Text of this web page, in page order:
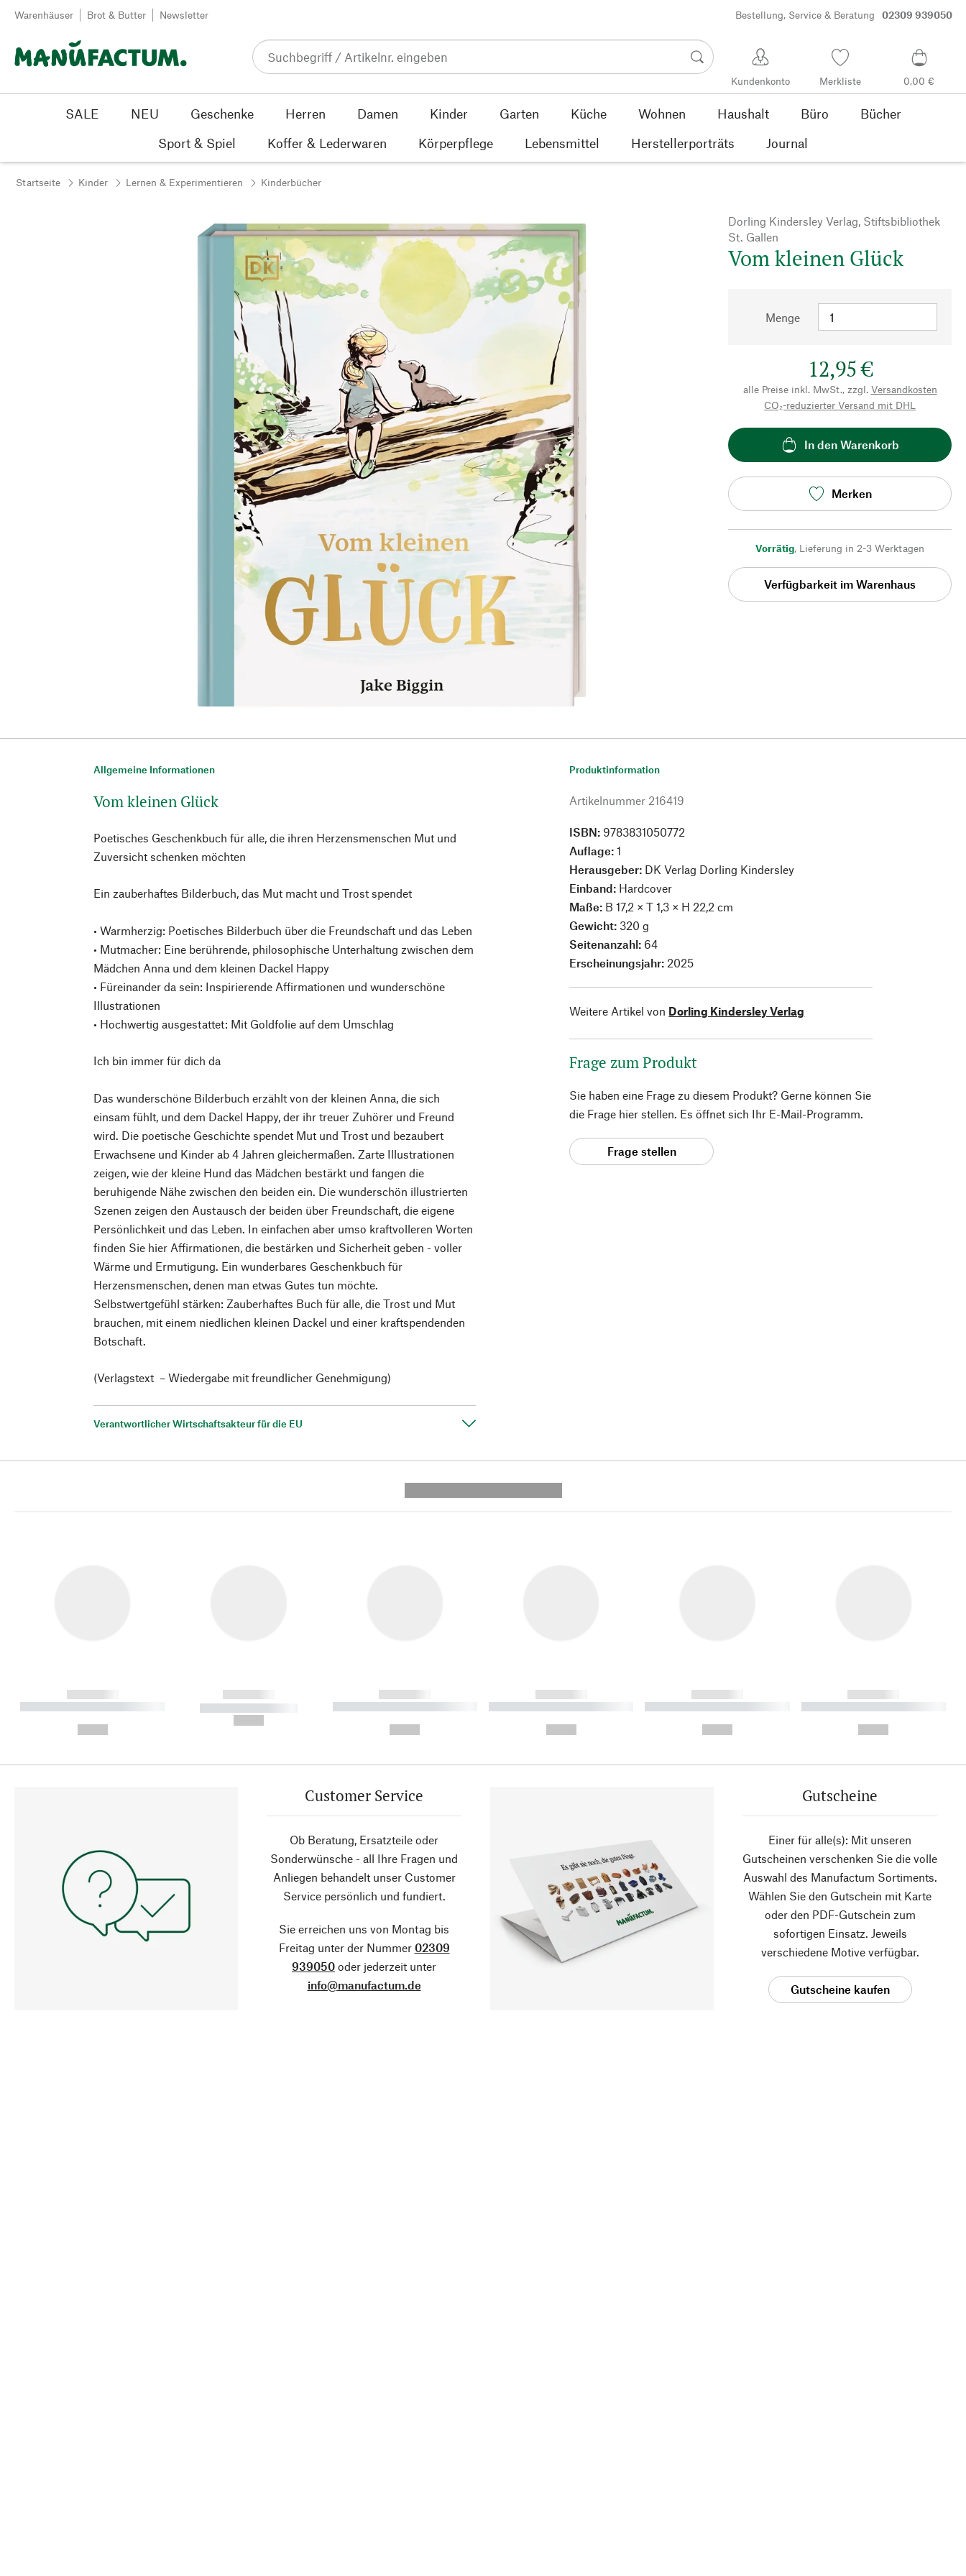
Zum Inhalt springen
Warenhäuser Brot & Butter Newsletter Bestellung, Service & Beratung 02309 939050
Kundenkonto Merkliste 0,00 €
SALE NEU Geschenke Herren Damen Kinder Garten Küche Wohnen Haushalt Büro
Bücher
Sport & Spiel
Koffer & Lederwaren Körperpflege Lebensmittel Herstellerporträts Journal
Startseite Kinder Lernen & Experimentieren Kinderbücher
Dorling Kindersley Verlag, Stiftsbibliothek
St. Gallen
Vom kleinen Glück
Menge
12,95 €
alle Preise inkl. MwSt., zzgl. Versandkosten
CO₂-reduzierter Versand mit DHL
In den Warenkorb
Merken
Vorrätig, Lieferung in 2-3 Werktagen
Verfügbarkeit im Warenhaus
Allgemeine Informationen
Vom kleinen Glück
Poetisches Geschenkbuch für alle, die ihren Herzensmenschen Mut und
Zuversicht schenken möchten
Ein zauberhaftes Bilderbuch, das Mut macht und Trost spendet
• Warmherzig: Poetisches Bilderbuch über die Freundschaft und das Leben
• Mutmacher: Eine berührende, philosophische Unterhaltung zwischen dem
Mädchen Anna und dem kleinen Dackel Happy
• Füreinander da sein: Inspirierende Affirmationen und wunderschöne
Illustrationen
• Hochwertig ausgestattet: Mit Goldfolie auf dem Umschlag
Ich bin immer für dich da
Das wunderschöne Bilderbuch erzählt von der kleinen Anna, die sich
einsam fühlt, und dem Dackel Happy, der ihr treuer Zuhörer und Freund
wird. Die poetische Geschichte spendet Mut und Trost und bezaubert
Erwachsene und Kinder ab 4 Jahren gleichermaßen. Zarte Illustrationen
zeigen, wie der kleine Hund das Mädchen bestärkt und fangen die
beruhigende Nähe zwischen den beiden ein. Die wunderschön illustrierten
Szenen zeigen den Austausch der beiden über Freundschaft, die eigene
Persönlichkeit und das Leben. In einfachen aber umso kraftvolleren Worten
finden Sie hier Affirmationen, die bestärken und Sicherheit geben - voller
Wärme und Ermutigung. Ein wunderbares Geschenkbuch für
Herzensmenschen, denen man etwas Gutes tun möchte.
Selbstwertgefühl stärken: Zauberhaftes Buch für alle, die Trost und Mut
brauchen, mit einem niedlichen kleinen Dackel und einer kraftspendenden
Botschaft.
(Verlagstext – Wiedergabe mit freundlicher Genehmigung)
Verantwortlicher Wirtschaftsakteur für die EU
Produktinformation
Artikelnummer 216419
ISBN: 9783831050772
Auflage:1
Herausgeber: DK Verlag Dorling Kindersley
Einband: Hardcover
Maße: B 17,2 × T 1,3 × H 22,2 cm
Gewicht: 320 g
Seitenanzahl: 64
Erscheinungsjahr: 2025
Weitere Artikel von Dorling Kindersley Verlag
Frage zum Produkt
Sie haben eine Frage zu diesem Produkt? Gerne können Sie
die Frage hier stellen. Es öffnet sich Ihr E-Mail-Programm.
Frage stellen
------------
----------- ----------- ----------
------------
----------- -----------
------------
----------- ----------- ----------
------------
----------- ----------- ----------
------------
----------- ----------- ----------
------------
----------- ----------- ----------
Customer Service
Ob Beratung, Ersatzteile oder
Sonderwünsche - all Ihre Fragen und
Anliegen behandelt unser Customer
Service persönlich und fundiert.
Sie erreichen uns von Montag bis
Freitag unter der Nummer 02309
939050 oder jederzeit unter
info@manufactum.de
Gutscheine
Einer für alle(s): Mit unseren
Gutscheinen verschenken Sie die volle
Auswahl des Manufactum Sortiments.
Wählen Sie den Gutschein mit Karte
oder den PDF-Gutschein zum
sofortigen Einsatz. Jeweils
verschiedene Motive verfügbar.
Gutscheine kaufen